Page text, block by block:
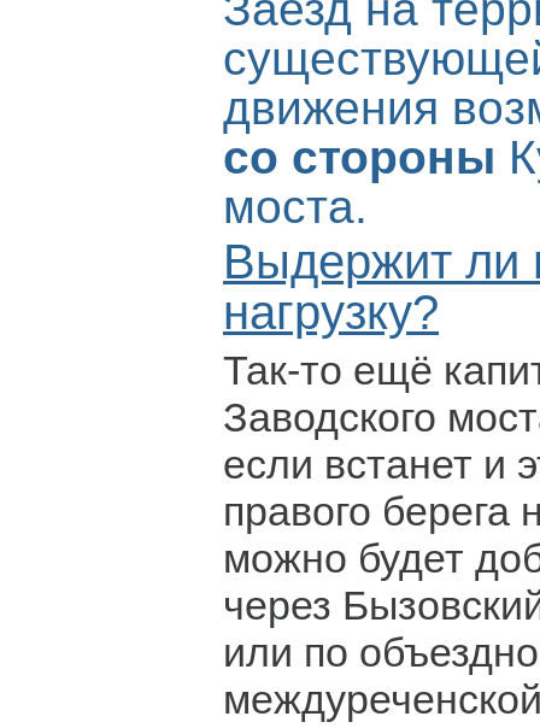
движения
со стороны
моста.
Выдержит ли
нагрузку?
Так-то ещё
Заводского
если встанет и
правого берега
можно будет
через
или по